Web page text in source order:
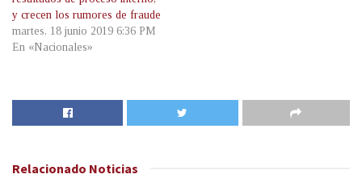
y crecen los rumores de fraude
martes, 18 junio 2019 6:36 PM
En «Nacionales»
Relacionado Noticias